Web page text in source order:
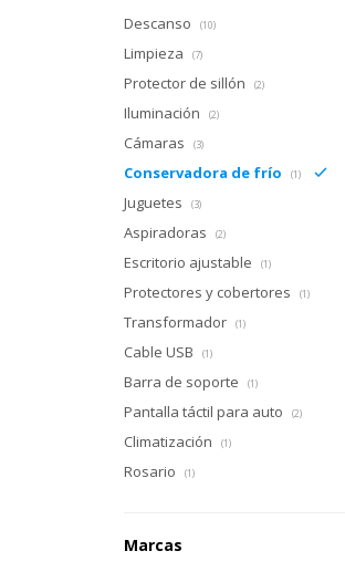
Descanso (10)
Limpieza (7)
Protector de sillón (2)
Iluminación (2)
Cámaras (3)
Conservadora de frío (1)
Juguetes (3)
Aspiradoras (2)
Escritorio ajustable (1)
Protectores y cobertores (1)
Transformador (1)
Cable USB (1)
Barra de soporte (1)
Pantalla táctil para auto (2)
Climatización (1)
Rosario (1)
Marcas